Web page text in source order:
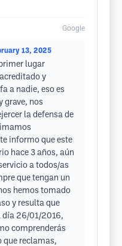
Google
13, 2025
lugar
y
a nadie, eso es
grave, nos
la defensa de
informo que este
hace 3 años, aún
a todos/as
que tengan un
hemos tomado
y resulta que
día 26/01/2016,
comprenderás
que reclamas,